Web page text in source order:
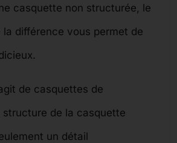
casquette non structurée, le
différence vous permet de
de casquettes de
structure de la casquette
un détail